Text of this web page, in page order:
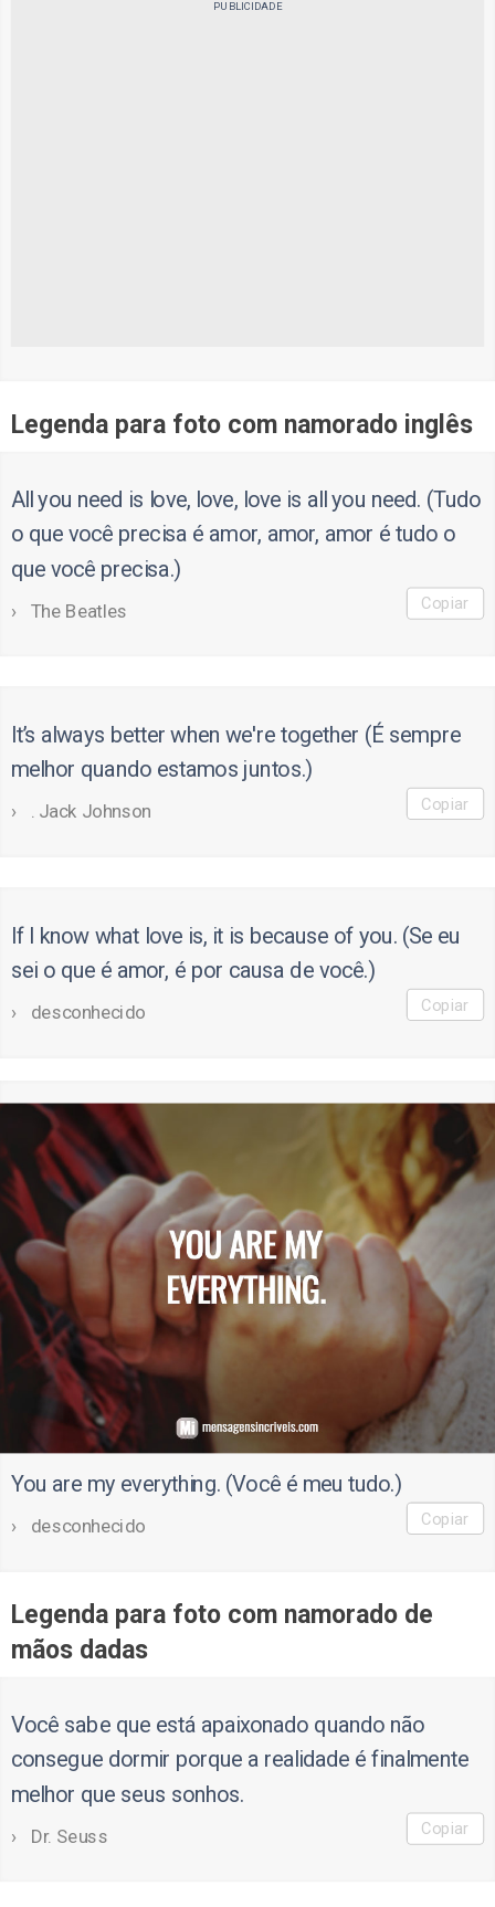
PUBLICIDADE
Legenda para foto com namorado inglês
All you need is love, love, love is all you need. (Tudo
o que você precisa é amor, amor, amor é tudo o
que você precisa.)
The Beatles Copiar
It’s always better when we're together (É sempre
melhor quando estamos juntos.)
. Jack Johnson Copiar
If I know what love is, it is because of you. (Se eu
sei o que é amor, é por causa de você.)
desconhecido Copiar
You are my everything. (Você é meu tudo.)
desconhecido Copiar
Legenda para foto com namorado de
mãos dadas
Você sabe que está apaixonado quando não
consegue dormir porque a realidade é finalmente
melhor que seus sonhos.
Dr. Seuss Copiar